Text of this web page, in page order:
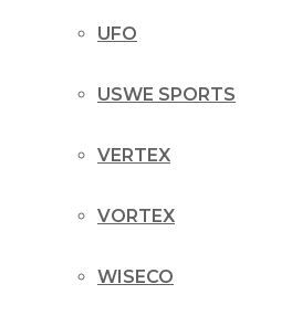
UFO
USWE SPORTS
VERTEX
VORTEX
WISECO